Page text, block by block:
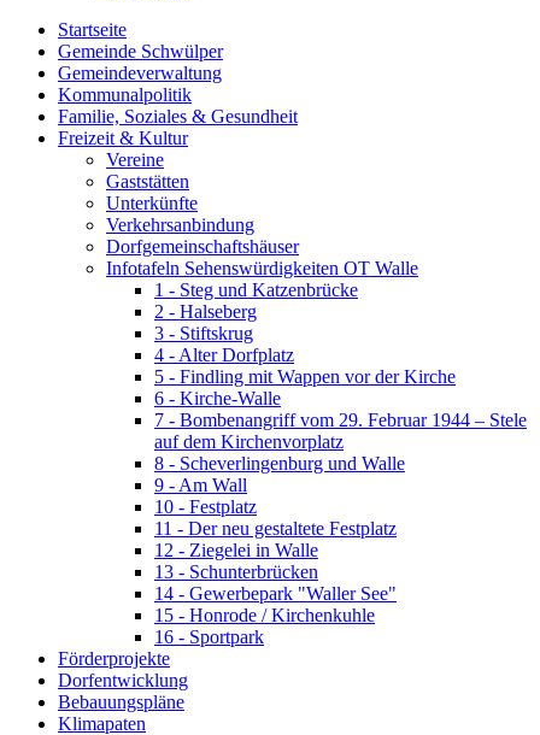
Startseite
Gemeinde Schwülper
Gemeindeverwaltung
Kommunalpolitik
Familie, Soziales & Gesundheit
Freizeit & Kultur
Vereine
Gaststätten
Unterkünfte
Verkehrsanbindung
Dorfgemeinschaftshäuser
Infotafeln Sehenswürdigkeiten OT Walle
1 - Steg und Katzenbrücke
2 - Halseberg
3 - Stiftskrug
4 - Alter Dorfplatz
5 - Findling mit Wappen vor der Kirche
6 - Kirche-Walle
7 - Bombenangriff vom 29. Februar 1944 – Stele
auf dem Kirchenvorplatz
8 - Scheverlingenburg und Walle
9 - Am Wall
10 - Festplatz
11 - Der neu gestaltete Festplatz
12 - Ziegelei in Walle
13 - Schunterbrücken
14 - Gewerbepark "Waller See"
15 - Honrode / Kirchenkuhle
16 - Sportpark
Förderprojekte
Dorfentwicklung
Bebauungspläne
Klimapaten